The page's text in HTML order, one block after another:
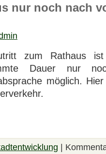
nur noch nach
zum Rathaus
Dauer nur
möglich.
|